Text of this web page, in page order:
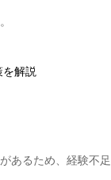
解説
るため、経験不